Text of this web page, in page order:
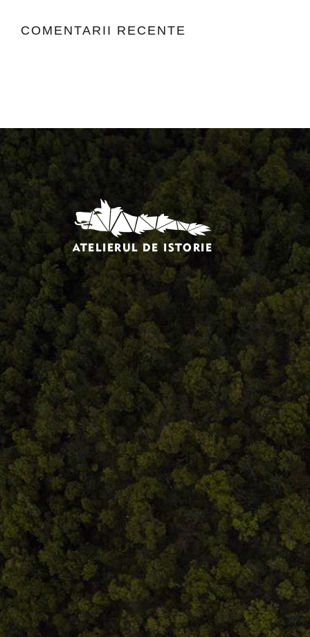
COMENTARII RECENTE
Comandă, plată, livrare
Întreținere produse
Facebook.com/atelieruldeistorie
Contact@atelieruldeistorie.ro
0748.884.543
Termeni și condiții
ANPC
Home Despre noi Produse
Contact
Termeni și condiții
S.C. Atelierul de istorie SRL
J12/419/2016
CIF 35566674
RO48ROIN4021ZZ6H9WDUW2T2 Salt Bank